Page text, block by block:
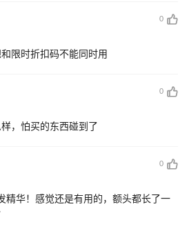
0
限时折扣码不能同时用
0
，怕买的东西碰到了
0
精华！感觉还是有用的，额头都长了一